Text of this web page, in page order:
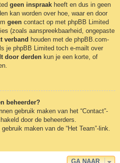
geen inspraak heeft en dus in geen
kan worden over hoe, waar en door
geen contact op met phpBB Limited
(zoals aanspreekbaarheid, ongepaste
verband houden met de phpBB.com-
je phpBB Limited toch e-mailt over
door derden kun je een korte, of
beheerder?
gebruik maken van het “Contact”-
door de beheerders.
maken van de “Het Team”-link.
GA NAAR